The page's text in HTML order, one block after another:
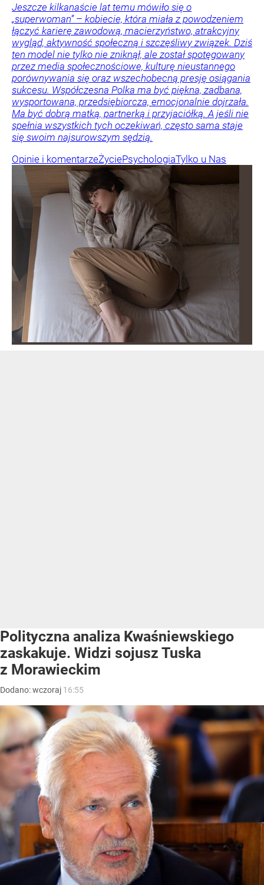
Jeszcze kilkanaście lat temu mówiło się o
„superwoman” – kobiecie, która miała z powodzeniem
łączyć karierę zawodową, macierzyństwo, atrakcyjny
wygląd, aktywność społeczną i szczęśliwy związek. Dziś
ten model nie tylko nie zniknął, ale został spotęgowany
przez media społecznościowe, kulturę nieustannego
porównywania się oraz wszechobecną presję osiągania
sukcesu. Współczesna Polka ma być piękna, zadbana,
wysportowana, przedsiębiorcza, emocjonalnie dojrzała.
Ma być dobrą matką, partnerką i przyjaciółką. A jeśli nie
spełnia wszystkich tych oczekiwań, często sama staje
się swoim najsurowszym sędzią.
Opinie i komentarzeŻyciePsychologiaTylko u Nas
Polityczna analiza Kwaśniewskiego
zaskakuje. Widzi sojusz Tuska
z Morawieckim
Dodano:wczoraj 16:55